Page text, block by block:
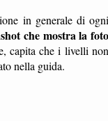
in generale di ogni
che mostra la foto
capita che i livelli non
nella guida.